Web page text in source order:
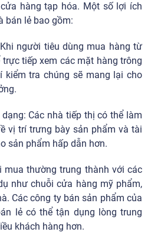
hàng tạp hóa. Một số lợi ích
bán lẻ bao gồm:
người tiêu dùng mua hàng từ
tiếp xem các mặt hàng trông
kiểm tra chúng sẽ mang lại cho
Các nhà tiếp thị có thể làm
vị trí trưng bày sản phẩm và tài
sản phẩm hấp dẫn hơn.
thường trung thành với các
như chuỗi cửa hàng mỹ phẩm,
Các công ty bán sản phẩm của
lẻ có thể tận dụng lòng trung
khách hàng hơn.